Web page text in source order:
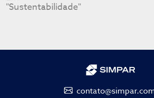
"Sustentabilidade"